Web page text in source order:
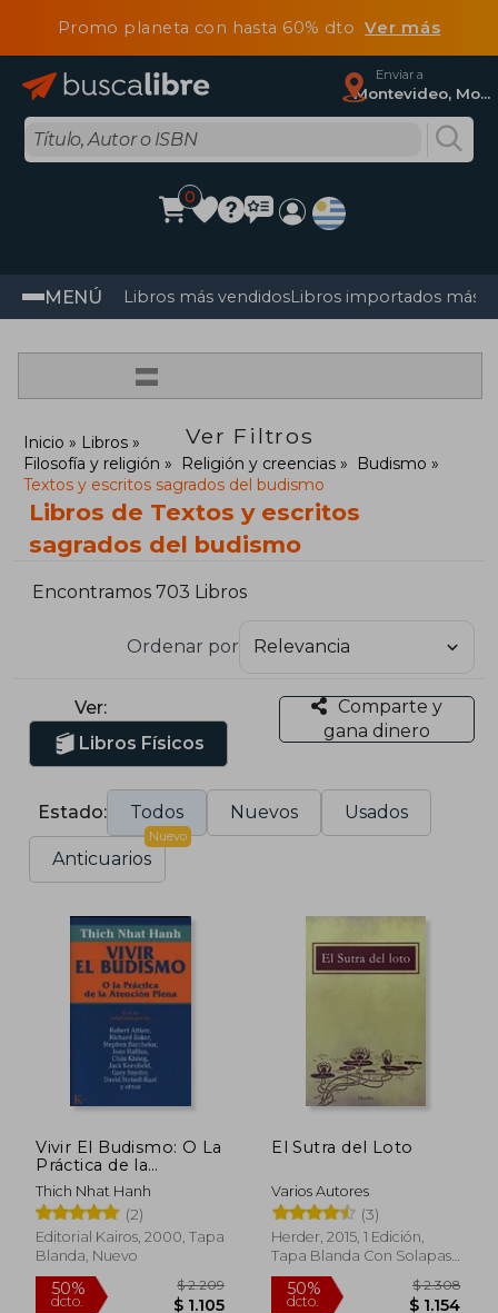
Promo planeta con hasta 60% dtoVer más
Enviar a
Montevideo, Montevideo
0
MENÚ Libros más vendidosLibros importados más
=
Ver Filtros
Inicio
Libros
Filosofía y religión
Religión y creencias
Budismo
Textos y escritos sagrados del budismo
Libros de Textos y escritos
sagrados del budismo
Encontramos 703 Libros
Ordenar por
Ver:
Libros Físicos
Comparte y
gana dinero
Estado: Todos Nuevos Usados
Anticuarios
Nuevo
Vivir El Budismo: O La
Práctica de la
Atención Plena
Thich Nhat Hanh
(2)
Editorial Kairos, 2000, Tapa
Blanda, Nuevo
El Sutra del Loto
Varios Autores
(3)
Herder, 2015, 1 Edición,
Tapa Blanda Con Solapas,
Nuevo